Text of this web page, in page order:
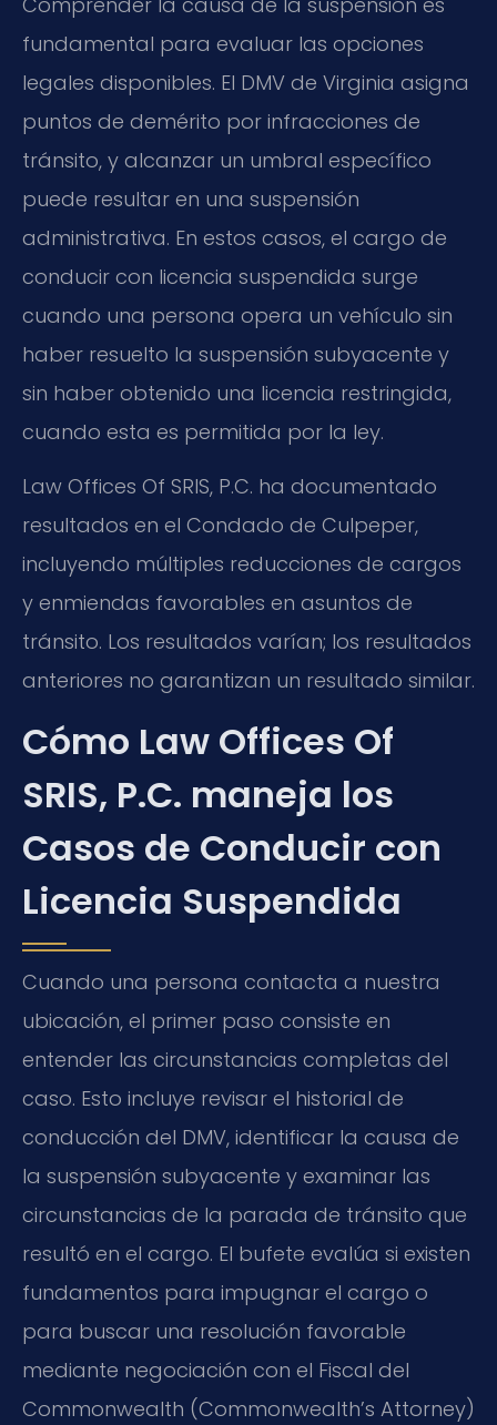
fundamental para evaluar las opciones
legales disponibles. El DMV de Virginia asigna
puntos de demérito por infracciones de
tránsito, y alcanzar un umbral específico
puede resultar en una suspensión
administrativa. En estos casos, el cargo de
conducir con licencia suspendida surge
cuando una persona opera un vehículo sin
haber resuelto la suspensión subyacente y
sin haber obtenido una licencia restringida,
cuando esta es permitida por la ley.
Law Offices Of SRIS, P.C. ha documentado
resultados en el Condado de Culpeper,
incluyendo múltiples reducciones de cargos
y enmiendas favorables en asuntos de
tránsito. Los resultados varían; los resultados
anteriores no garantizan un resultado similar.
Cómo Law Offices Of
SRIS, P.C. maneja los
Casos de Conducir con
Licencia Suspendida
Cuando una persona contacta a nuestra
ubicación, el primer paso consiste en
entender las circunstancias completas del
caso. Esto incluye revisar el historial de
conducción del DMV, identificar la causa de
la suspensión subyacente y examinar las
circunstancias de la parada de tránsito que
resultó en el cargo. El bufete evalúa si existen
fundamentos para impugnar el cargo o
para buscar una resolución favorable
mediante negociación con el Fiscal del
Commonwealth (Commonwealth’s Attorney)